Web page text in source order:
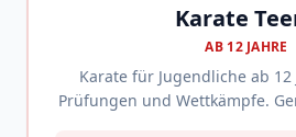
Karate
AB 12 JAHRE
Karate für Jugendliche ab 12
Prüfungen und Wettkämpfe.